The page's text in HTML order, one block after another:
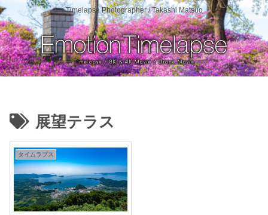
Timelapse Photographer / Takashi Matsuo
展望テラス
タイムラプス